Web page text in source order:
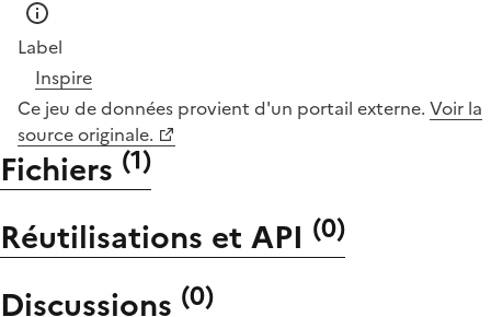
Label
Inspire
Ce jeu de données provient d'un portail externe. Voir la
source originale.
Fichiers (1)
Réutilisations et API (0)
Discussions (0)